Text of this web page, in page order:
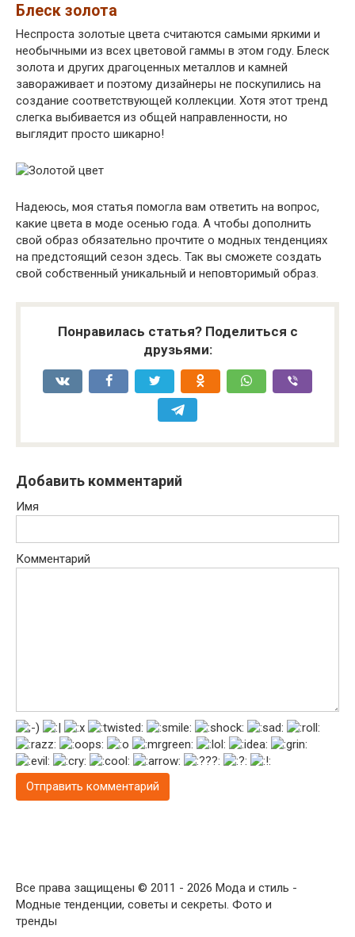
Блеск золота
Неспроста золотые цвета считаются самыми яркими и
необычными из всех цветовой гаммы в этом году. Блеск
золота и других драгоценных металлов и камней
завораживает и поэтому дизайнеры не поскупились на
создание соответствующей коллекции. Хотя этот тренд
слегка выбивается из общей направленности, но
выглядит просто шикарно!
Надеюсь, моя статья помогла вам ответить на вопрос,
какие цвета в моде осенью года. А чтобы дополнить
свой образ обязательно прочтите о модных тенденциях
на предстоящий сезон здесь. Так вы сможете создать
свой собственный уникальный и неповторимый образ.
Понравилась статья? Поделиться с
друзьями:
Добавить комментарий
Имя
Комментарий
Все права защищены © 2011 - 2026 Мода и стиль -
Модные тенденции, советы и секреты. Фото и
тренды